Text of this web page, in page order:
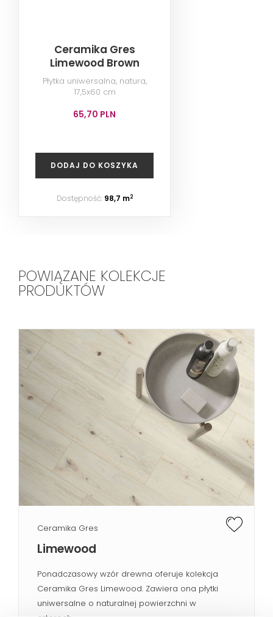
Ceramika Gres
Limewood Brown
Płytka uniwersalna, natura,
17,5x60 cm
65,70 PLN
DODAJ DO KOSZYKA
Dostępność: 98,7 m2
POWIĄZANE KOLEKCJE
PRODUKTÓW
Ceramika Gres
Limewood
Ponadczasowy wzór drewna oferuje kolekcja
Ceramika Gres Limewood. Zawiera ona płytki
uniwersalne o naturalnej powierzchni w